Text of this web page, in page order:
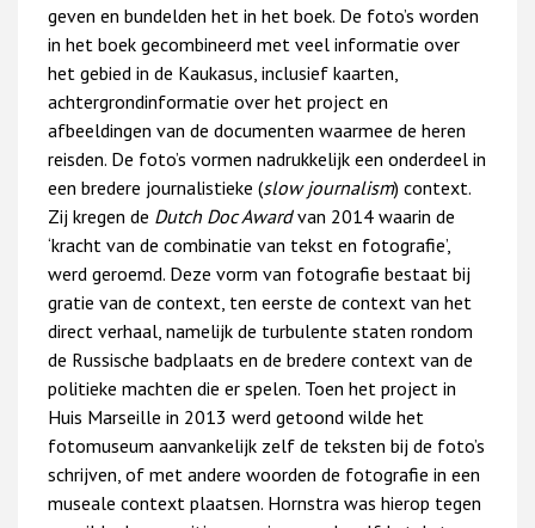
geven en bundelden het in het boek. De foto’s worden
in het boek gecombineerd met veel informatie over
het gebied in de Kaukasus, inclusief kaarten,
achtergrondinformatie over het project en
afbeeldingen van de documenten waarmee de heren
reisden. De foto’s vormen nadrukkelijk een onderdeel in
een bredere journalistieke (slow journalism) context.
Zij kregen de Dutch Doc Awardvan 2014 waarin de
‘kracht van de combinatie van tekst en fotografie’,
werd geroemd. Deze vorm van fotografie bestaat bij
gratie van de context, ten eerste de context van het
direct verhaal, namelijk de turbulente staten rondom
de Russische badplaats en de bredere context van de
politieke machten die er spelen. Toen het project in
Huis Marseille in 2013 werd getoond wilde het
fotomuseum aanvankelijk zelf de teksten bij de foto’s
schrijven, of met andere woorden de fotografie in een
museale context plaatsen. Hornstra was hierop tegen